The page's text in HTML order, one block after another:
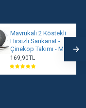
Mavrukalı 2 Köstekli
Hırsızlı Sarıkanat -
Çinekop Takımı - MRT
169,90TL